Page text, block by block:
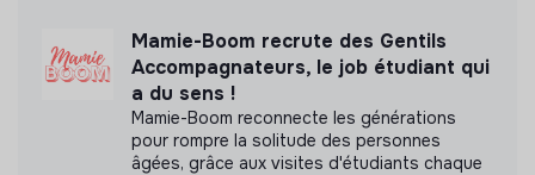
transparenceMamie-Boom recrute des Gentils
Accompagnateurs, le job étudiant qui
a du sens !
Mamie-Boom reconnecte les générations
pour rompre la solitude des personnes
âgées, grâce aux visites d'étudiants chaque